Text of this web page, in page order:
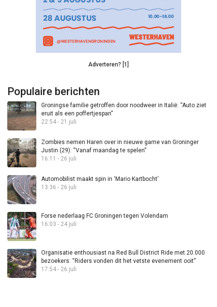
Adverteren? [1]
Populaire berichten
Groningse familie getroffen door noodweer in Italië: “Auto ziet
eruit als een poffertjespan”
22:54 - 21 juli
Zombies nemen Haren over in nieuwe game van Groninger
Justin (29): “Vanaf maandag te spelen”
16:11 - 26 juli
Automobilist maakt spin in ‘Mario Kartbocht’
13:36 - 26 juli
Forse nederlaag FC Groningen tegen Volendam
16:03 - 24 juli
Organisatie enthousiast na Red Bull District Ride met 20.000
bezoekers: “Riders vonden dit het vetste evenement ooit”
17:54 - 26 juli